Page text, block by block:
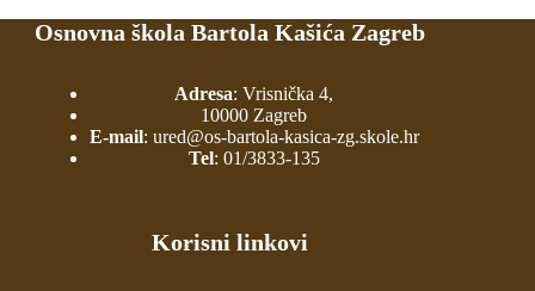
Osnovna škola Bartola Kašića Zagreb
Adresa: Vrisnička 4,
10000 Zagreb
E-mail: ured@os-bartola-kasica-zg.skole.hr
Tel: 01/3833-135
Korisni linkovi